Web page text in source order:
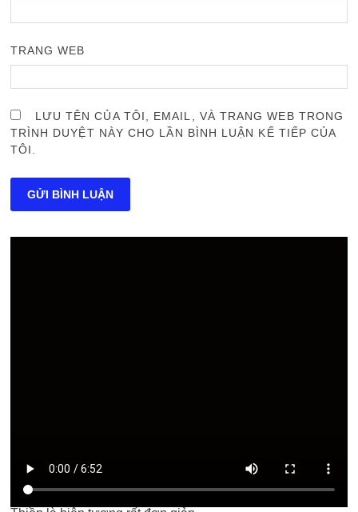
TRANG WEB
LƯU TÊN CỦA TÔI, EMAIL, VÀ TRANG WEB TRONG
TRÌNH DUYỆT NÀY CHO LẦN BÌNH LUẬN KẾ TIẾP CỦA
TÔI.